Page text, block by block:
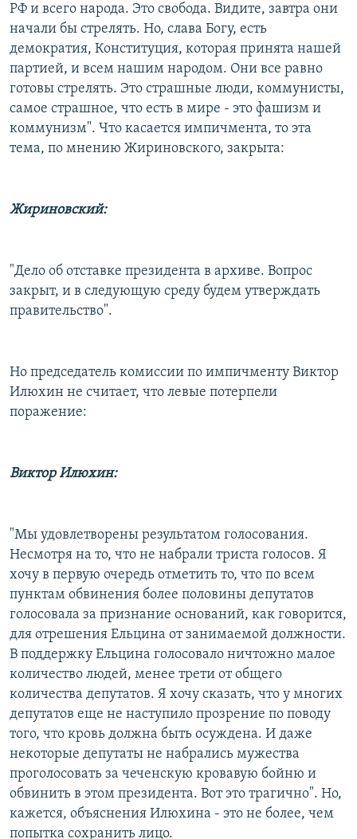
РФ и всего народа. Это свобода. Видите, завтра они
начали бы стрелять. Но, слава Богу, есть
демократия, Конституция, которая принята нашей
партией, и всем нашим народом. Они все равно
готовы стрелять. Это страшные люди, коммунисты,
самое страшное, что есть в мире - это фашизм и
коммунизм". Что касается импичмента, то эта
тема, по мнению Жириновского, закрыта:
Жириновский:
"Дело об отставке президента в архиве. Вопрос
закрыт, и в следующую среду будем утверждать
правительство".
Но председатель комиссии по импичменту Виктор
Илюхин не считает, что левые потерпели
поражение:
Виктор Илюхин:
"Мы удовлетворены результатом голосования.
Несмотря на то, что не набрали триста голосов. Я
хочу в первую очередь отметить то, что по всем
пунктам обвинения более половины депутатов
голосовала за признание оснований, как говорится,
для отрешения Ельцина от занимаемой должности.
В поддержку Ельцина голосовало ничтожно малое
количество людей, менее трети от общего
количества депутатов. Я хочу сказать, что у многих
депутатов еще не наступило прозрение по поводу
того, что кровь должна быть осуждена. И даже
некоторые депутаты не набрались мужества
проголосовать за чеченскую кровавую бойню и
обвинить в этом президента. Вот это трагично". Но,
кажется, объяснения Илюхина - это не более, чем
попытка сохранить лицо.